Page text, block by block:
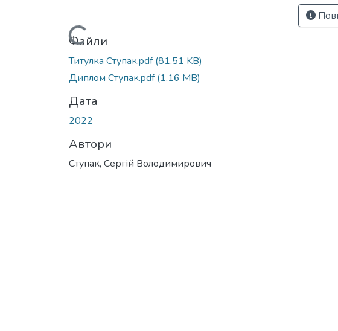
Вантажиться...
Файли
Титулка Ступак.pdf(81,51 KB)
Диплом Ступак.pdf(1,16 MB)
Дата
2022
Автори
Ступак, Сергій Володимирович